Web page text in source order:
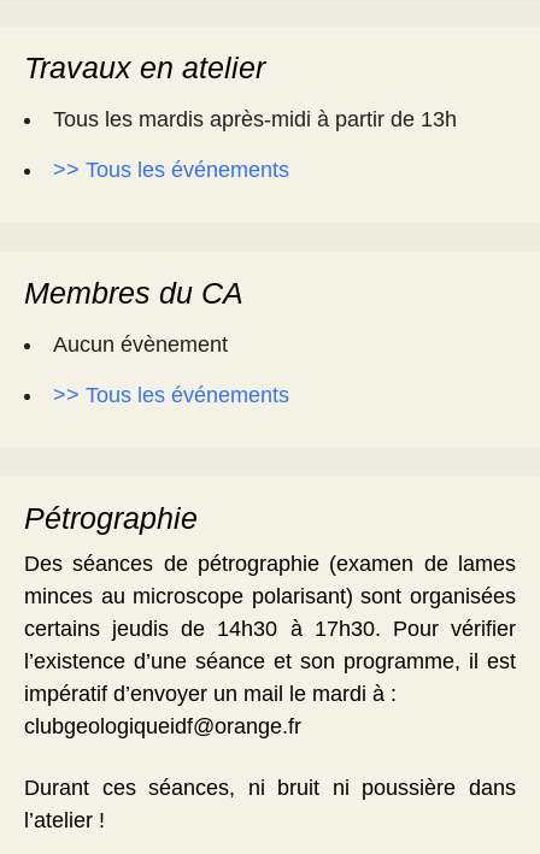
Travaux en atelier
Tous les mardis après-midi à partir de 13h
>> Tous les événements
Membres du CA
Aucun évènement
>> Tous les événements
Pétrographie
Des séances de pétrographie (examen de lames
minces au microscope polarisant) sont organisées
certains jeudis de 14h30 à 17h30. Pour vérifier
l’existence d’une séance et son programme, il est
impératif d’envoyer un mail le mardi à :
clubgeologiqueidf@orange.fr
Durant ces séances, ni bruit ni poussière dans
l’atelier !